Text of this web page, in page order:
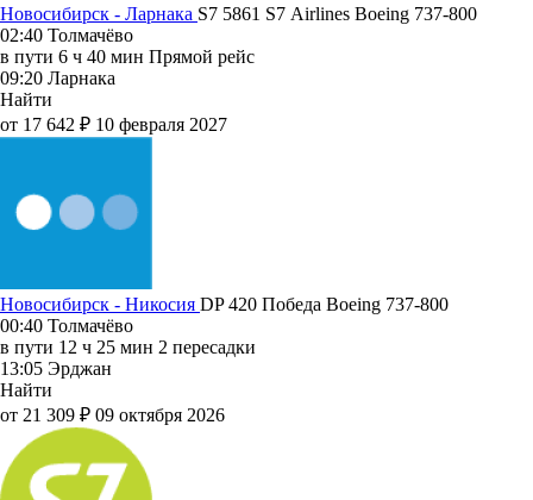
Новосибирск - Ларнака S7 5861 S7 Airlines Boeing 737-800
02:40 Толмачёво
в пути 6 ч 40 мин Прямой рейс
09:20 Ларнака
Найти
от 17 642 ₽ 10 февраля 2027
Новосибирск - Никосия DP 420 Победа Boeing 737-800
00:40 Толмачёво
в пути 12 ч 25 мин 2 пересадки
13:05 Эрджан
Найти
от 21 309 ₽ 09 октября 2026